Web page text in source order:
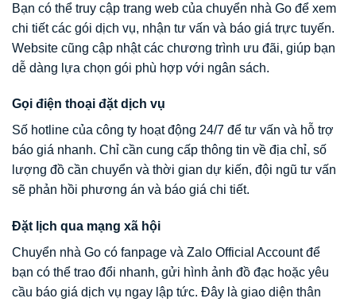
Bạn có thể truy cập trang web của chuyển nhà Go để xem
chi tiết các gói dịch vụ, nhận tư vấn và báo giá trực tuyến.
Website cũng cập nhật các chương trình ưu đãi, giúp bạn
dễ dàng lựa chọn gói phù hợp với ngân sách.
Gọi điện thoại đặt dịch vụ
Số hotline của công ty hoạt động 24/7 để tư vấn và hỗ trợ
báo giá nhanh. Chỉ cần cung cấp thông tin về địa chỉ, số
lượng đồ cần chuyển và thời gian dự kiến, đội ngũ tư vấn
sẽ phản hồi phương án và báo giá chi tiết.
Đặt lịch qua mạng xã hội
Chuyển nhà Go có fanpage và Zalo Official Account để
bạn có thể trao đổi nhanh, gửi hình ảnh đồ đạc hoặc yêu
cầu báo giá dịch vụ ngay lập tức. Đây là giao diện thân